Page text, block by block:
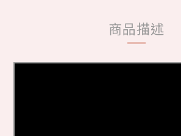
商品描述